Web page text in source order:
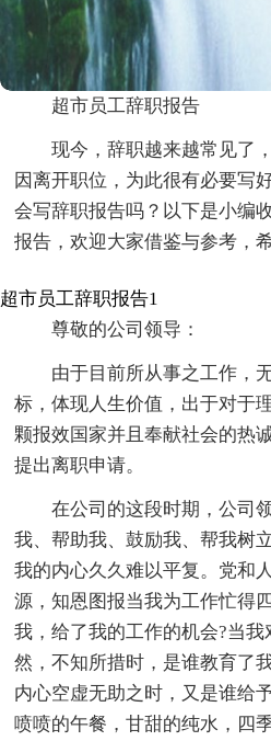
超市员工辞职报告
现今，辞职越来越常见了
因离开职位，为此很有必要写
会写辞职报告吗？以下是小编
报告，欢迎大家借鉴与参考，
超市员工辞职报告1
尊敬的公司领导：
由于目前所从事之工作，
标，体现人生价值，出于对于
颗报效国家并且奉献社会的热
提出离职申请。
在公司的这段时期，公司
我、帮助我、鼓励我、帮我树
我的内心久久难以平复。党和
源，知恩图报当我为工作忙得
我，给了我的工作的机会?当
然，不知所措时，是谁教育了
内心空虚无助之时，又是谁给
喷喷的午餐，甘甜的纯水，四